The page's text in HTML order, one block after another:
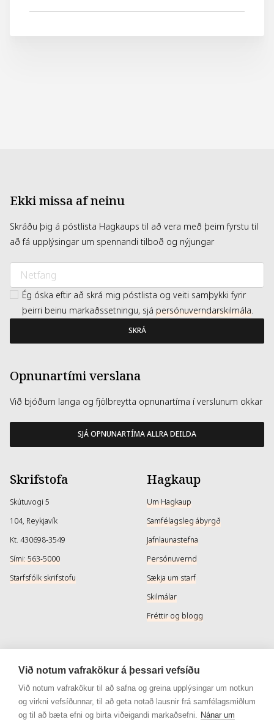
Scent Le Parfum fyrir hann. Topptónar af engifer og
Ekki missa af neinu
Skráðu þig á póstlista Hagkaups til að vera með þeim fyrstu til
að fá upplýsingar um spennandi tilboð og nýjungar
Ég óska eftir að skrá mig póstlista og veiti samþykki fyrir
þeirri beinu markaðssetningu, sjá persónuverndarskilmála.
SKRÁ
Opnunartími verslana
Við bjóðum langa og fjölbreytta opnunartíma í verslunum okkar
SJÁ OPNUNARTÍMA ALLRA DEILDA
Skrifstofa
Skútuvogi 5
104, Reykjavík
Kt. 430698-3549
Sími: 563-5000
Starfsfólk skrifstofu
Hagkaup
Um Hagkaup
Samfélagsleg ábyrgð
Jafnlaunastefna
Persónuvernd
Sækja um starf
Skilmálar
Fréttir og blogg
Þjónusta
Afhendingarmöguleikar
Skilareglur
Samfélagsmiðlar
Instagram
Instagram - Snyrtivara
Við notum vafrakökur á þessari vefsíðu
Við notum vafrakökur til að safna og greina upplýsingar um notkun
og virkni vefsíðunnar, til að geta notað lausnir frá samfélagsmiðlum
og til að bæta efni og birta viðeigandi markaðsefni. Nánar um